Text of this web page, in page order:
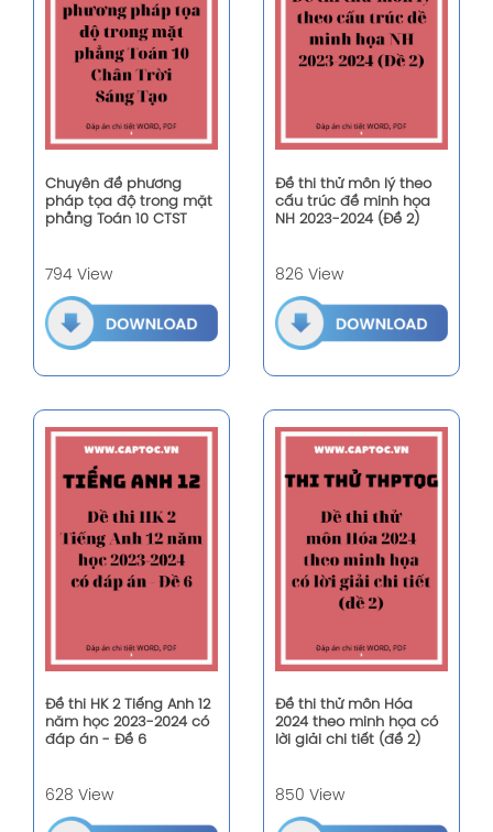
Chuyên đề phương
pháp tọa độ trong mặt
phẳng Toán 10 CTST
794 View
Đề thi thử môn lý theo
cấu trúc đề minh họa
NH 2023-2024 (Đề 2)
826 View
Đề thi HK 2 Tiếng Anh 12
năm học 2023-2024 có
đáp án - Đề 6
628 View
Đề thi thử môn Hóa
2024 theo minh họa có
lời giải chi tiết (đề 2)
850 View